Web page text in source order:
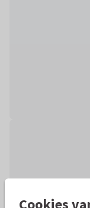
Cookies